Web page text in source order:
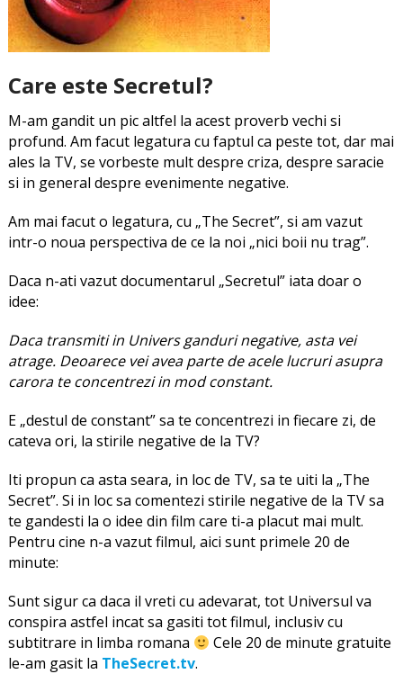
Care este Secretul?
M-am gandit un pic altfel la acest proverb vechi si
profund. Am facut legatura cu faptul ca peste tot, dar mai
ales la TV, se vorbeste mult despre criza, despre saracie
si in general despre evenimente negative.
Am mai facut o legatura, cu „The Secret”, si am vazut
intr-o noua perspectiva de ce la noi „nici boii nu trag”.
Daca n-ati vazut documentarul „Secretul” iata doar o
idee:
Daca transmiti in Univers ganduri negative, asta vei
atrage. Deoarece vei avea parte de acele lucruri asupra
carora te concentrezi in mod constant.
E „destul de constant” sa te concentrezi in fiecare zi, de
cateva ori, la stirile negative de la TV?
Iti propun ca asta seara, in loc de TV, sa te uiti la „The
Secret”. Si in loc sa comentezi stirile negative de la TV sa
te gandesti la o idee din film care ti-a placut mai mult.
Pentru cine n-a vazut filmul, aici sunt primele 20 de
minute:
Sunt sigur ca daca il vreti cu adevarat, tot Universul va
conspira astfel incat sa gasiti tot filmul, inclusiv cu
subtitrare in limba romana
Cele 20 de minute gratuite
le-am gasit la TheSecret.tv.